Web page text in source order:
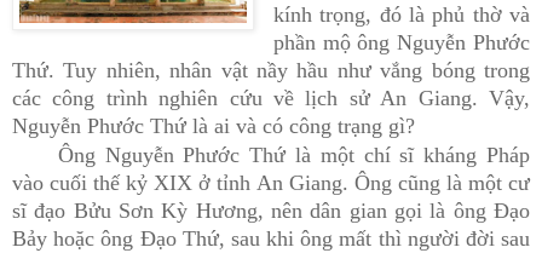
kính trọng, đó là phủ thờ và
phần mộ ông Nguyễn Phước
Thứ. Tuy nhiên, nhân vật nầy hầu như vắng bóng trong
các công trình nghiên cứu về lịch sử An Giang. Vậy,
Nguyễn Phước Thứ là ai và có công trạng gì?
Ông Nguyễn Phước Thứ là một chí sĩ kháng Pháp
vào cuối thế kỷ XIX ở tỉnh An Giang. Ông cũng là một cư
sĩ đạo Bửu Sơn Kỳ Hương, nên dân gian gọi là ông Đạo
Bảy hoặc ông Đạo Thứ, sau khi ông mất thì người đời sau